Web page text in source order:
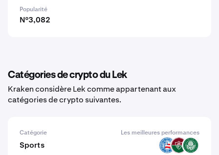
Popularité
N°3,082
Catégories de crypto du Lek
Kraken considère Lek comme appartenant aux
catégories de crypto suivantes.
Catégorie Les meilleures performances
Sports BAHIA FLU VERDAO